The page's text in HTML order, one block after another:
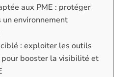
aux PME : protéger
un environnement
: exploiter les outils
booster la visibilité et